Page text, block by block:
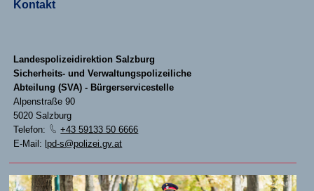
Kontakt
Landespolizeidirektion Salzburg
Sicherheits- und Verwaltungspolizeiliche
Abteilung (SVA) - Bürgerservicestelle
Alpenstraße 90
5020 Salzburg
Telefon:
+43 59133 50 6666
E-Mail: lpd-s@polizei.gv.at